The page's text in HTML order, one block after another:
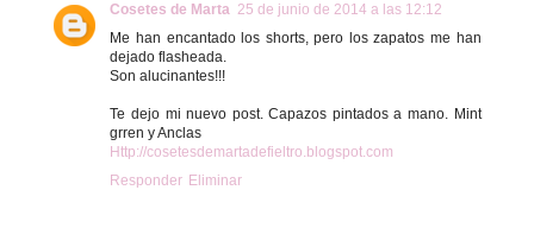
Cosetes de Marta 25 de junio de 2014 a las 12:12
Me han encantado los shorts, pero los zapatos me han
dejado flasheada.
Son alucinantes!!!
Te dejo mi nuevo post. Capazos pintados a mano. Mint
grren y Anclas
Http://cosetesdemartadefieltro.blogspot.com
Responder Eliminar